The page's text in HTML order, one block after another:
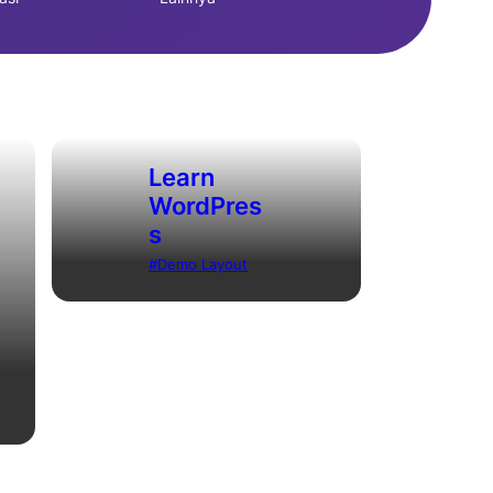
Learn
WordPres
s
Demo Layout